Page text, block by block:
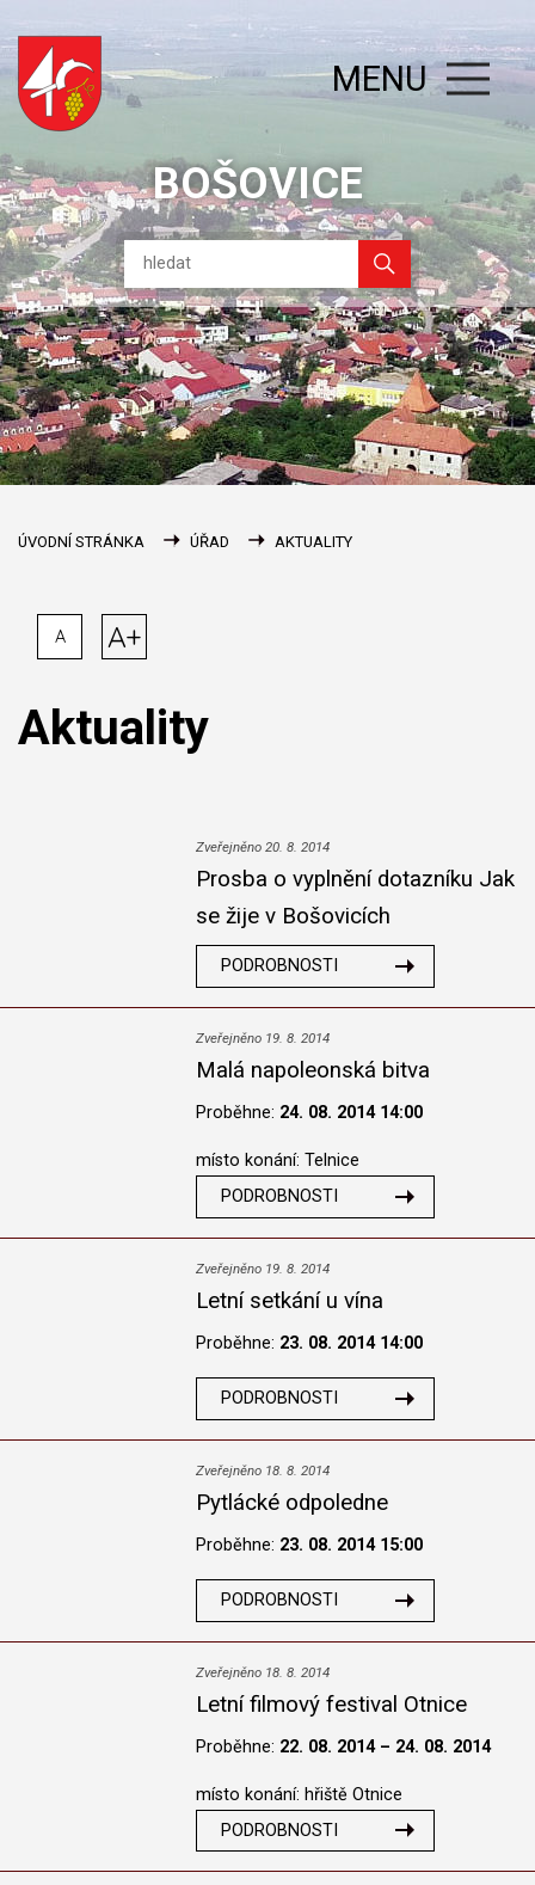
BOŠOVICE
MENU
ÚVODNÍ STRÁNKA ÚŘAD AKTUALITY
A A+
Aktuality
Zveřejněno 20. 8. 2014
Prosba o vyplnění dotazníku Jak
se žije v Bošovicích
PODROBNOSTI
Zveřejněno 19. 8. 2014
Malá napoleonská bitva
Proběhne: 24. 08. 2014 14:00
místo konání: Telnice
PODROBNOSTI
Zveřejněno 19. 8. 2014
Letní setkání u vína
Proběhne: 23. 08. 2014 14:00
PODROBNOSTI
Zveřejněno 18. 8. 2014
Pytlácké odpoledne
Proběhne: 23. 08. 2014 15:00
PODROBNOSTI
Zveřejněno 18. 8. 2014
Letní filmový festival Otnice
Proběhne: 22. 08. 2014 – 24. 08. 2014
místo konání: hřiště Otnice
PODROBNOSTI